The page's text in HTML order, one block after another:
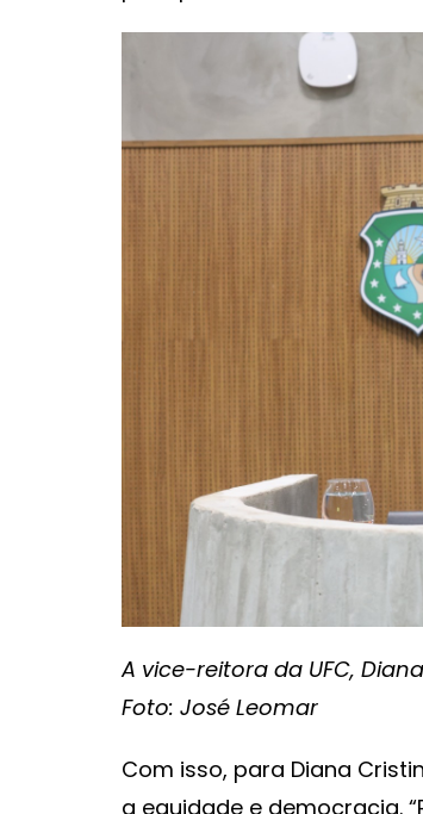
A vice-reitora da UFC,
Foto: José Leomar
Com isso, para Diana
a equidade e democracia.